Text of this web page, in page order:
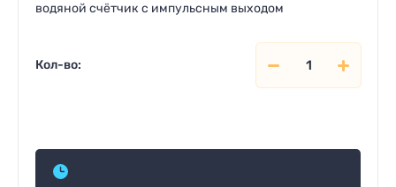
водяной счётчик с импульсным выходом
Кол-во: